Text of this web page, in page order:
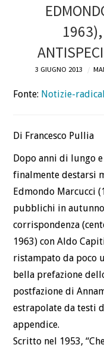
ACQUISTALO
DEFINIZIONI
CHI
BLOG
CONTATTI
1963),
3 GIUGNO 2013
Fonte: Notizie-
Di Francesco Pullia
Dopo anni di lungo
finalmente destarsi
Edmondo Marcucci
pubblichi in
corrispondenza
1963) con Aldo
ristampato da poco
bella prefazione
postfazione di
estrapolate da testi
appendice.
Scritto nel 1953,